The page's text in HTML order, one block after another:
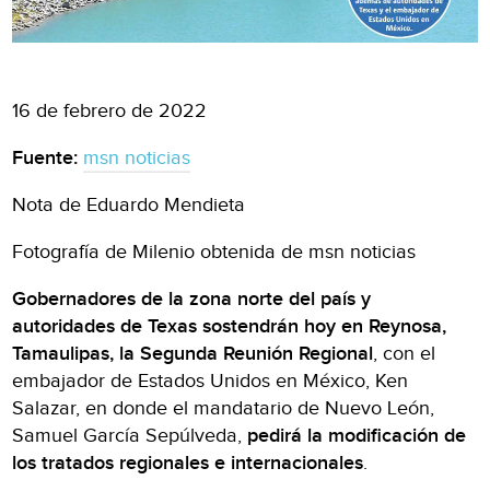
16 de febrero de 2022
Fuente: msn noticias
Nota de Eduardo Mendieta
Fotografía de Milenio obtenida de msn noticias
Gobernadores de la zona norte del país y
autoridades de Texas sostendrán hoy en Reynosa,
Tamaulipas, la Segunda Reunión Regional, con el
embajador de Estados Unidos en México, Ken
Salazar, en donde el mandatario de Nuevo León,
Samuel García Sepúlveda, pedirá la modificación de
los tratados regionales e internacionales.